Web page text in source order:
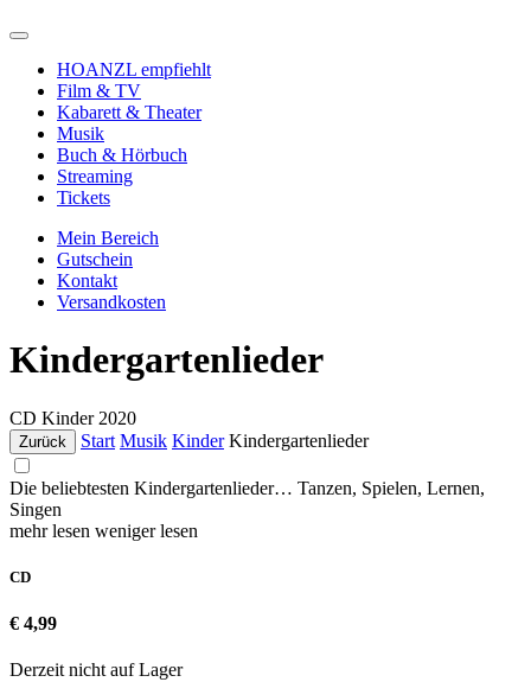
HOANZL empfiehlt
Film & TV
Kabarett & Theater
Musik
Buch & Hörbuch
Streaming
Tickets
Mein Bereich
Gutschein
Kontakt
Versandkosten
Kindergartenlieder
CD Kinder 2020
Zurück Start Musik Kinder Kindergartenlieder
Die beliebtesten Kindergartenlieder… Tanzen, Spielen, Lernen,
Singen
mehr lesen weniger lesen
CD
€ 4,99
Derzeit nicht auf Lager